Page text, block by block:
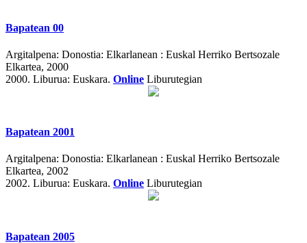
Bapatean 00
Argitalpena: Donostia: Elkarlanean : Euskal Herriko Bertsozale
Elkartea, 2000
2000. Liburua: Euskara. Online Liburutegian
Bapatean 2001
Argitalpena: Donostia: Elkarlanean : Euskal Herriko Bertsozale
Elkartea, 2002
2002. Liburua: Euskara. Online Liburutegian
Bapatean 2005